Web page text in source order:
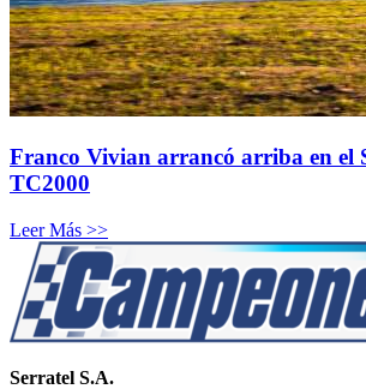
Franco Vivian arrancó arriba en el
TC2000
Leer Más >>
Serratel S.A.